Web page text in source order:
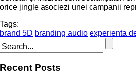
orice jingle asociezi unei campanii
Tags:
brand 5D branding audio experienta
Recent Posts